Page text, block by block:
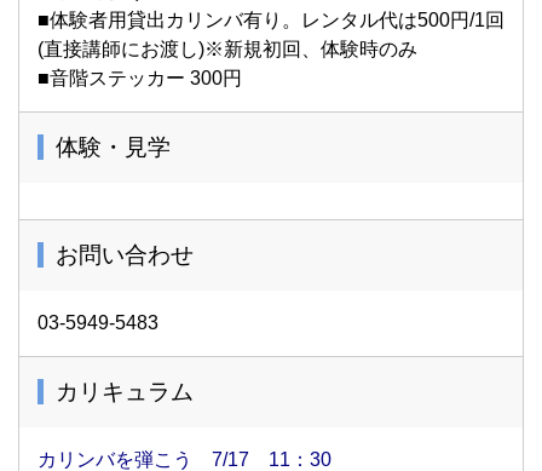
■体験者用貸出カリンバ有り。レンタル代は500円/1回
(直接講師にお渡し)※新規初回、体験時のみ
■音階ステッカー 300円
体験・見学
お問い合わせ
03-5949-5483
カリキュラム
カリンバを弾こう 7/17 11：30